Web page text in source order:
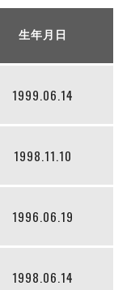
プ 2026
生年月日
1999.06.14
1998.11.10
1996.06.19
1998.06.14